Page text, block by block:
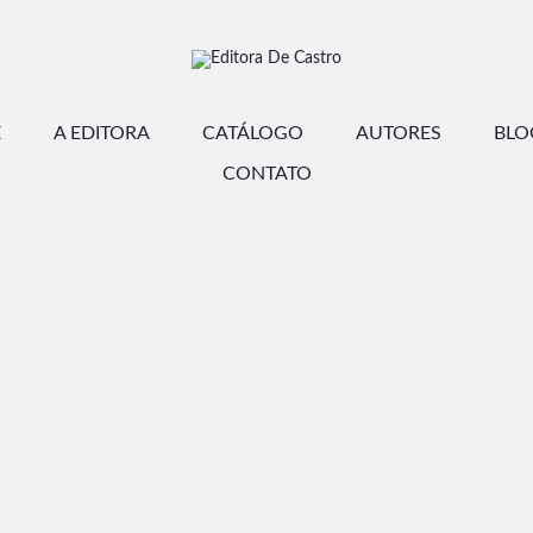
A EDITORA CATÁLOGO AUTORES
CONTATO